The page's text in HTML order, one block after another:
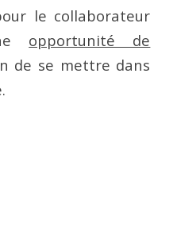
le collaborateur
opportunité de
de se mettre dans